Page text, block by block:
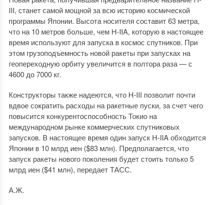
III, станет самой мощной за всю историю космической
программы Японии. Высота носителя составит 63 метра,
что на 10 метров больше, чем H-IIA, которую в настоящее
время используют для запуска в космос спутников. При
этом грузоподъемность новой ракеты при запусках на
геопереходную орбиту увеличится в полтора раза — с
4600 до 7000 кг.
Конструкторы также надеются, что H-III позволит почти
вдвое сократить расходы на ракетные пуски, за счет чего
повысится конкурентоспособность Токио на
международном рынке коммерческих спутниковых
запусков. В настоящее время один запуск H-IIA обходится
Японии в 10 млрд иен ($83 млн). Предполагается, что
запуск ракеты нового поколения будет стоить только 5
млрд иен ($41 млн), передает ТАСС.
А.Ж.